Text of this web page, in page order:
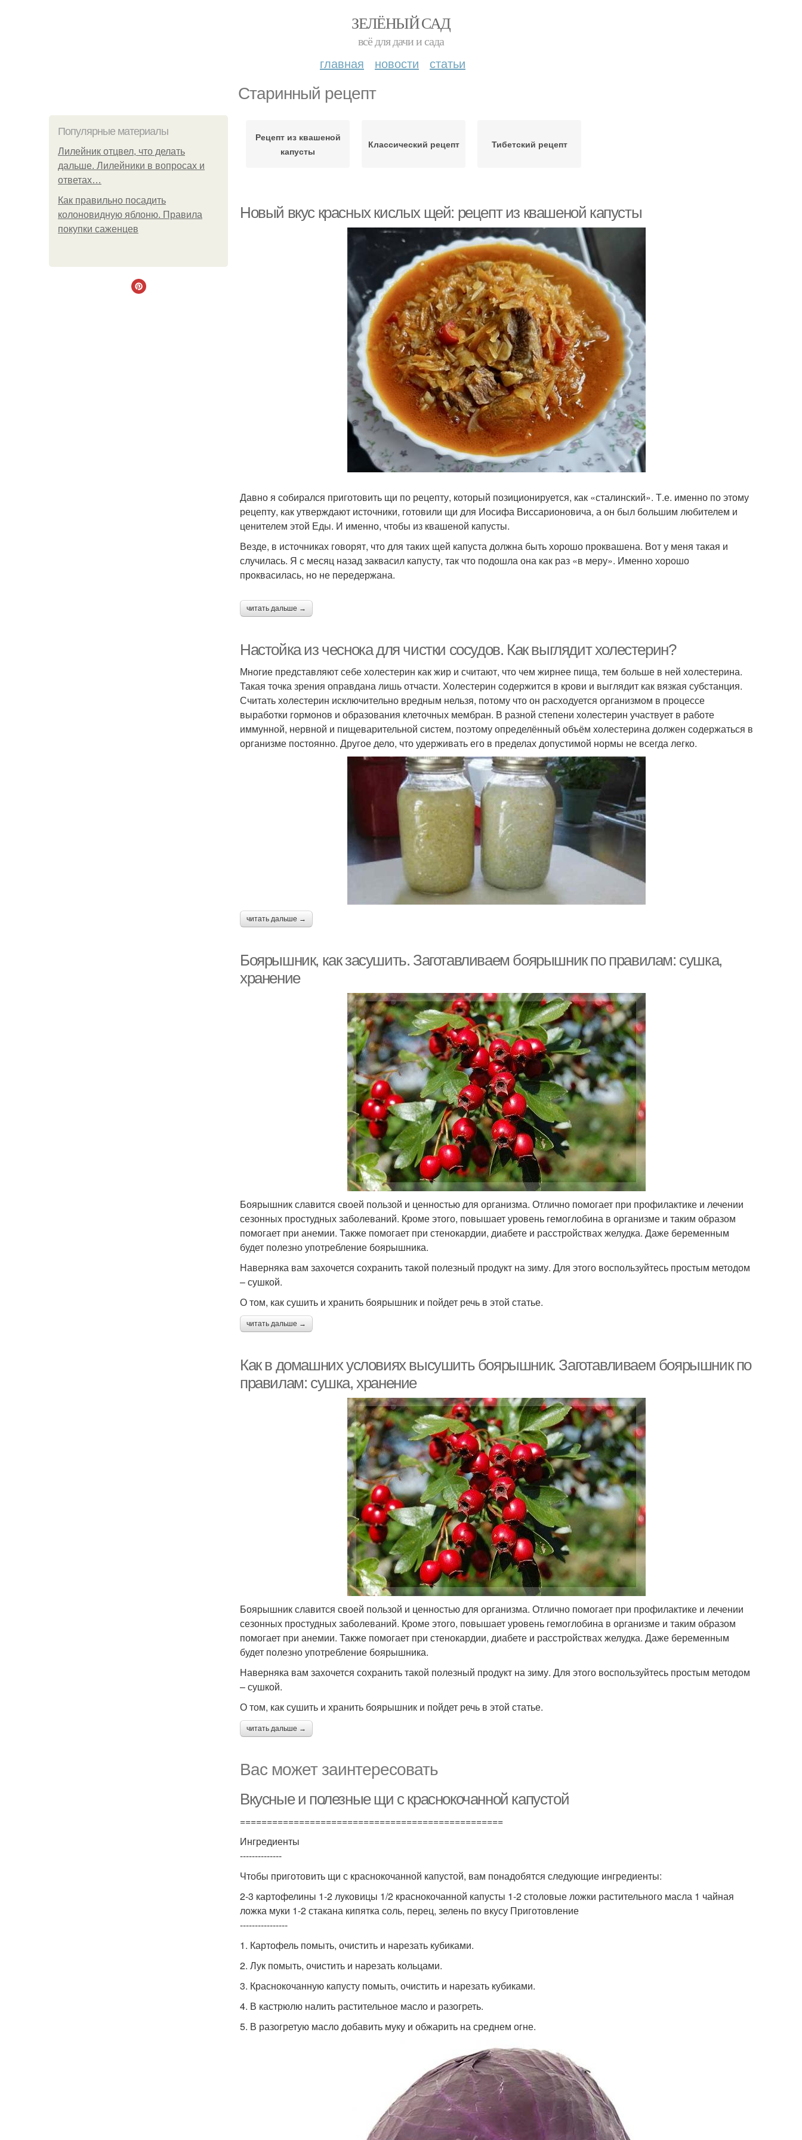
ЗЕЛЁНЫЙ САД
всё для дачи и сада
главная новости статьи
Старинный рецепт
Популярные материалы
Лилейник отцвел, что делать
дальше. Лилейники в вопросах и
ответах…
Как правильно посадить
колоновидную яблоню. Правила
покупки саженцев
Рецепт из квашеной
капусты
Классический рецепт Тибетский рецепт
Новый вкус красных кислых щей: рецепт из квашеной капусты
Давно я собирался приготовить щи по рецепту, который позиционируется, как «сталинский». Т.е. именно по этому
рецепту, как утверждают источники, готовили щи для Иосифа Виссарионовича, а он был большим любителем и
ценителем этой Еды. И именно, чтобы из квашеной капусты.
Везде, в источниках говорят, что для таких щей капуста должна быть хорошо проквашена. Вот у меня такая и
случилась. Я с месяц назад заквасил капусту, так что подошла она как раз «в меру». Именно хорошо
проквасилась, но не передержана.
читать дальше →
Настойка из чеснока для чистки сосудов. Как выглядит холестерин?
Многие представляют себе холестерин как жир и считают, что чем жирнее пища, тем больше в ней холестерина.
Такая точка зрения оправдана лишь отчасти. Холестерин содержится в крови и выглядит как вязкая субстанция.
Считать холестерин исключительно вредным нельзя, потому что он расходуется организмом в процессе
выработки гормонов и образования клеточных мембран. В разной степени холестерин участвует в работе
иммунной, нервной и пищеварительной систем, поэтому определённый объём холестерина должен содержаться в
организме постоянно. Другое дело, что удерживать его в пределах допустимой нормы не всегда легко.
читать дальше →
Боярышник, как засушить. Заготавливаем боярышник по правилам: сушка,
хранение
Боярышник славится своей пользой и ценностью для организма. Отлично помогает при профилактике и лечении
сезонных простудных заболеваний. Кроме этого, повышает уровень гемоглобина в организме и таким образом
помогает при анемии. Также помогает при стенокардии, диабете и расстройствах желудка. Даже беременным
будет полезно употребление боярышника.
Наверняка вам захочется сохранить такой полезный продукт на зиму. Для этого воспользуйтесь простым методом
– сушкой.
О том, как сушить и хранить боярышник и пойдет речь в этой статье.
читать дальше →
Как в домашних условиях высушить боярышник. Заготавливаем боярышник по
правилам: сушка, хранение
Боярышник славится своей пользой и ценностью для организма. Отлично помогает при профилактике и лечении
сезонных простудных заболеваний. Кроме этого, повышает уровень гемоглобина в организме и таким образом
помогает при анемии. Также помогает при стенокардии, диабете и расстройствах желудка. Даже беременным
будет полезно употребление боярышника.
Наверняка вам захочется сохранить такой полезный продукт на зиму. Для этого воспользуйтесь простым методом
– сушкой.
О том, как сушить и хранить боярышник и пойдет речь в этой статье.
читать дальше →
Вас может заинтересовать
Вкусные и полезные щи с краснокочанной капустой
=================================================
Ингредиенты
--------------
Чтобы приготовить щи с краснокочанной капустой, вам понадобятся следующие ингредиенты:
2-3 картофелины 1-2 луковицы 1/2 краснокочанной капусты 1-2 столовые ложки растительного масла 1 чайная
ложка муки 1-2 стакана кипятка соль, перец, зелень по вкусу Приготовление
----------------
1. Картофель помыть, очистить и нарезать кубиками.
2. Лук помыть, очистить и нарезать кольцами.
3. Краснокочанную капусту помыть, очистить и нарезать кубиками.
4. В кастрюлю налить растительное масло и разогреть.
5. В разогретую масло добавить муку и обжарить на среднем огне.